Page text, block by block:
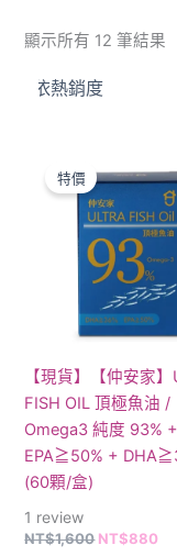
顯示所有 12 筆結果
特價
【現貨】【仲安家】
FISH OIL 頂極魚油 /
Omega3 純度 93% +
EPA≧50% +
(60顆/盒)
1 review
NT$1,600
價
格：
NT$1,600。
NT$880
價
格：